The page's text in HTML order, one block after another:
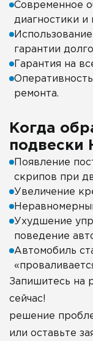
Современное
диагностики и
гарантии
Гарантия на
ремонта.
Когда
подвески
Появление
скрипов при
Увеличение
Ухудшение
поведение
Автомобиль
Запишитесь на
сейчас!
решение
или оставьте